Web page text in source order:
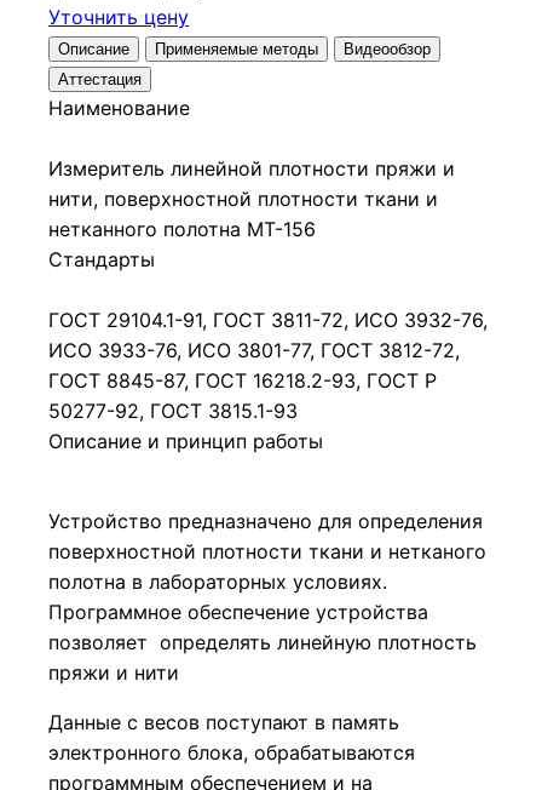
Уточнить цену
Описание Применяемые методы
Видеообзор
Аттестация
Наименование
Измеритель линейной плотности пряжи и
нити, поверхностной плотности ткани и
нетканного полотна МТ-156
Стандарты
ГОСТ 29104.1-91, ГОСТ 3811-72, ИСО 3932-76,
ИСО 3933-76, ИСО 3801-77, ГОСТ 3812-72,
ГОСТ 8845-87, ГОСТ 16218.2-93, ГОСТ P
50277-92, ГОСТ 3815.1-93
Описание и принцип работы
Устройство предназначено для определения
поверхностной плотности ткани и нетканого
полотна в лабораторных условиях.
Программное обеспечение устройства
позволяет определять линейную плотность
пряжи и нити
Данные с весов поступают в память
электронного блока, обрабатываются
программным обеспечением и на